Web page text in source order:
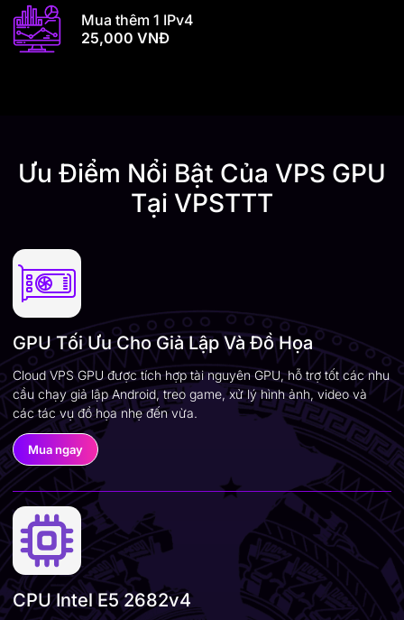
Mua thêm 1 IPv4
25,000 VNĐ
Ưu Điểm Nổi Bật Của VPS GPU
Tại VPSTTT
GPU Tối Ưu Cho Giả Lập Và Đồ Họa
Cloud VPS GPU được tích hợp tài nguyên GPU, hỗ trợ tốt các nhu
cầu chạy giả lập Android, treo game, xử lý hình ảnh, video và
các tác vụ đồ họa nhẹ đến vừa.
Mua ngay
CPU Intel E5 2682v4